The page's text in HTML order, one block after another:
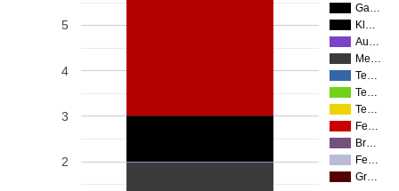
Ga…
Kl…
Au…
Me…
Te…
Te…
Te…
Fe…
Br…
Fe…
Gr…
2
3
4
5